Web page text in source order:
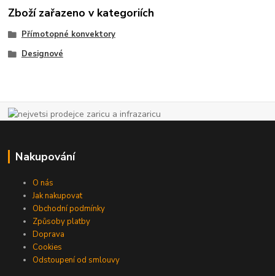
Zboží zařazeno v kategoriích
Přímotopné konvektory
Designové
Nakupování
O nás
Jak nakupovat
Obchodní podmínky
Způsoby platby
Doprava
Cookies
Odstoupení od smlouvy